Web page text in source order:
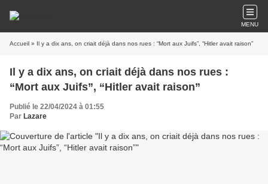
MENU
Accueil » Il y a dix ans, on criait déjà dans nos rues : “Mort aux Juifs”, “Hitler avait raison”
Il y a dix ans, on criait déjà dans nos rues :
“Mort aux Juifs”, “Hitler avait raison”
Publié le 22/04/2024 à 01:55
Par Lazare